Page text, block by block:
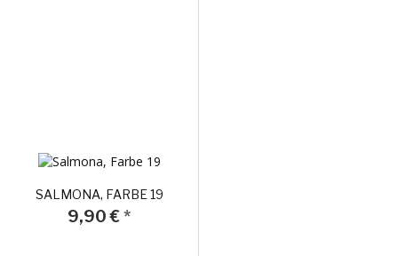
SALMONA, FARBE 19
9,90 €*